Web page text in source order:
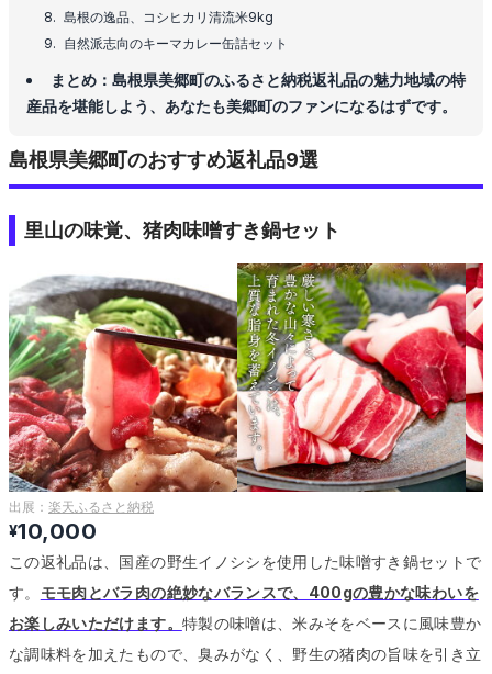
島根の逸品、コシヒカリ清流米9kg
自然派志向のキーマカレー缶詰セット
まとめ：島根県美郷町のふるさと納税返礼品の魅力地域の特
産品を堪能しよう、あなたも美郷町のファンになるはずです。
島根県美郷町のおすすめ返礼品9選
里山の味覚、猪肉味噌すき鍋セット
出展： 楽天ふるさと納税
¥10,000
この返礼品は、国産の野生イノシシを使用した味噌すき鍋セットで
す。 モモ肉とバラ肉の絶妙なバランスで、400gの豊かな味わいを
お楽しみいただけます。 特製の味噌は、米みそをベースに風味豊か
な調味料を加えたもので、臭みがなく、野生の猪肉の旨味を引き立